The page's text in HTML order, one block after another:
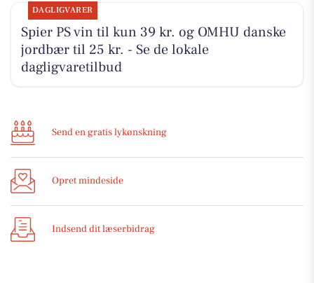
DAGLIGVARER
Spier PS vin til kun 39 kr. og OMHU danske
jordbær til 25 kr. - Se de lokale
dagligvaretilbud
Send en gratis lykønskning
Opret mindeside
Indsend dit læserbidrag